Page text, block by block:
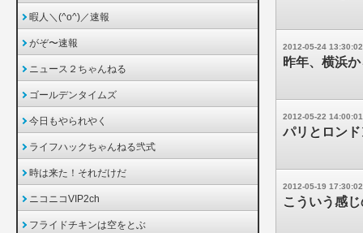
2012-05-24 13:30:02
昨年、横浜
2012-05-22 14:00:01
パリとロン
2012-05-19 17:30:02
こういう感
暇人＼(^o^)／速報
がぞ〜速報
ニュース２ちゃんねる
ゴールデンタイムズ
今日もやられやく
ライフハックちゃんねる弐式
時は来た！それだけだ
ニコニコVIP2ch
フライドチキンは空をとぶ